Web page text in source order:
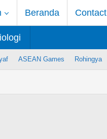
Beranda Contact
ASEAN Games Rohingya